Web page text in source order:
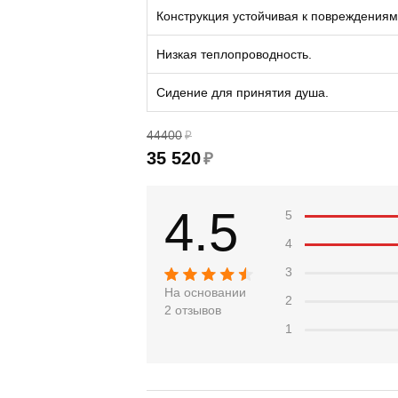
Конструкция устойчивая к
Низкая теплопроводность.
Сидение для принятия душа.
44400 ₽
35 520₽
4.5
На основании
2 отзывов
5
4
3
2
1